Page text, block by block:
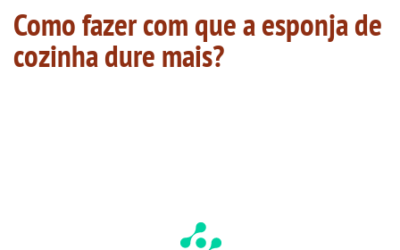
Como fazer com que a esponja de
cozinha dure mais?